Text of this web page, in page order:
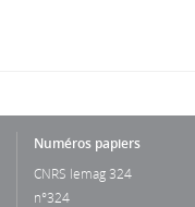
Numéros papiers
CNRS lemag 324
n°324